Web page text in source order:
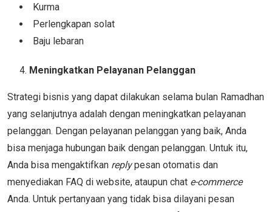
Kurma
Perlengkapan solat
Baju lebaran
Meningkatkan Pelayanan Pelanggan
Strategi bisnis yang dapat dilakukan selama bulan Ramadhan
yang selanjutnya adalah dengan meningkatkan pelayanan
pelanggan. Dengan pelayanan pelanggan yang baik, Anda
bisa menjaga hubungan baik dengan pelanggan. Untuk itu,
Anda bisa mengaktifkan replypesan otomatis dan
menyediakan FAQ di website, ataupun chat e-commerce
Anda. Untuk pertanyaan yang tidak bisa dilayani pesan